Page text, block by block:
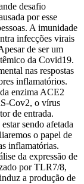
desafio
por esse
A imunidade
infecções virais
de ser um
da Covid19.
nas respostas
inflamatórios.
enzima ACE2
Cov2, o vírus
de entrada.
sendo afetada
o papel de
inflamatórias.
da expressão de
por TLR7/8,
a produção de